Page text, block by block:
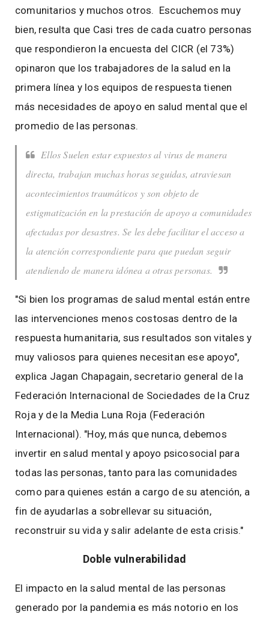
comunitarios y muchos otros. Escuchemos muy
bien, resulta que Casi tres de cada cuatro personas
que respondieron la encuesta del CICR (el 73%)
opinaron que los trabajadores de la salud en la
primera línea y los equipos de respuesta tienen
más necesidades de apoyo en salud mental que el
promedio de las personas.
Ellos Suelen estar expuestos al virus de manera
directa, trabajan muchas horas seguidas, atraviesan
acontecimientos traumáticos y son objeto de
estigmatización en la prestación de apoyo a comunidades
afectadas por desastres. Se les debe facilitar el acceso a
la atención correspondiente para que puedan seguir
atendiendo de manera idónea a otras personas.
"Si bien los programas de salud mental están entre
las intervenciones menos costosas dentro de la
respuesta humanitaria, sus resultados son vitales y
muy valiosos para quienes necesitan ese apoyo",
explica Jagan Chapagain, secretario general de la
Federación Internacional de Sociedades de la Cruz
Roja y de la Media Luna Roja (Federación
Internacional). "Hoy, más que nunca, debemos
invertir en salud mental y apoyo psicosocial para
todas las personas, tanto para las comunidades
como para quienes están a cargo de su atención, a
fin de ayudarlas a sobrellevar su situación,
reconstruir su vida y salir adelante de esta crisis."
Doble vulnerabilidad
El impacto en la salud mental de las personas
generado por la pandemia es más notorio en los